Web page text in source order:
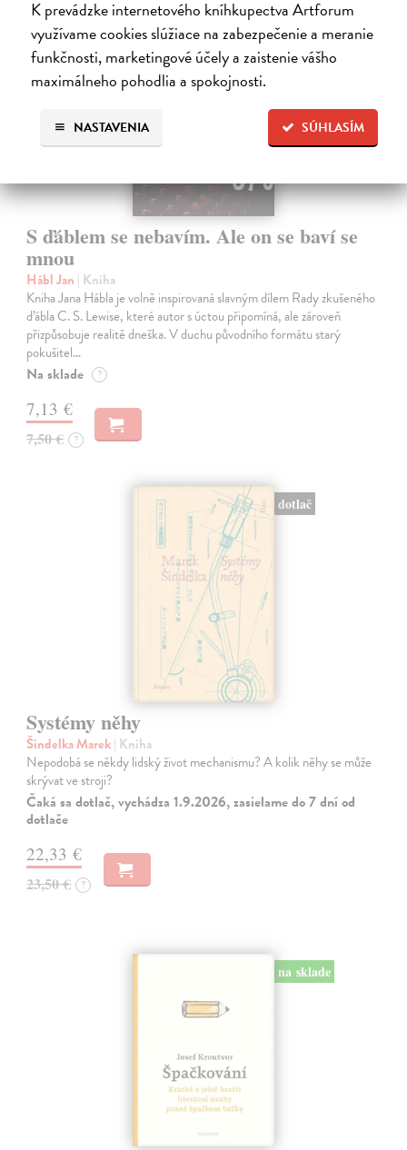
K prevádzke internetového kníhkupectva Artforum
využívame cookies slúžiace na zabezpečenie a meranie
funkčnosti, marketingové účely a zaistenie vášho
maximálneho pohodlia a spokojnosti.
SÚHLASÍM
NASTAVENIA
na sklade
S ďáblem se nebavím. Ale on se baví se
mnou
Hábl Jan | Kniha
Kniha Jana Hábla je volně inspirovaná slavným dílem Rady zkušeného
ďábla C. S. Lewise, které autor s úctou připomíná, ale zároveň
přizpůsobuje realitě dneška. V duchu původního formátu starý
pokušitel…
Na sklade ?
7,13 €
7,50 € ?
dotlač
Systémy něhy
Šindelka Marek| Kniha
Nepodobá se někdy lidský život mechanismu? A kolik něhy se může
skrývat ve stroji?
Čaká sa dotlač, vychádza 1.9.2026, zasielame do 7 dní od
dotlače
22,33 €
23,50 € ?
na sklade